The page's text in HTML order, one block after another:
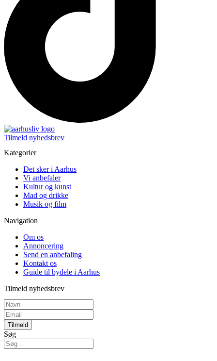
Tilmeld nyhedsbrev
Kategorier
Det sker i Aarhus
Vi anbefaler
Kultur og kunst
Mad og drikke
Musik og film
Navigation
Om os
Annoncering
Send en anbefaling
Kontakt os
Guide til bydele i Aarhus
Tilmeld nyhedsbrev
Tilmeld
Søg